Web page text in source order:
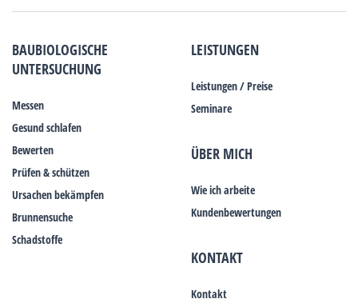
BAUBIOLOGISCHE
UNTERSUCHUNG
Messen
Gesund schlafen
Bewerten
Prüfen & schützen
Ursachen bekämpfen
Brunnensuche
Schadstoffe
LEISTUNGEN
Leistungen / Preise
Seminare
ÜBER MICH
Wie ich arbeite
Kundenbewertungen
KONTAKT
Kontakt